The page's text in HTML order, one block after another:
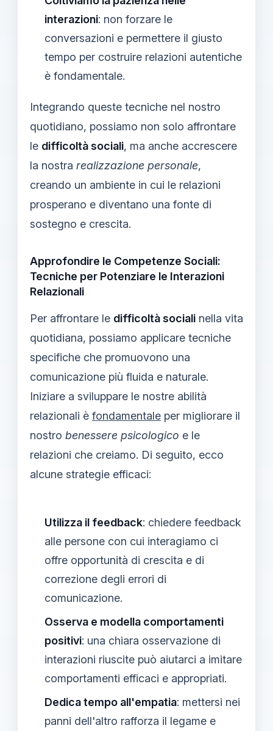
interazioni: non forzare le
conversazioni e permettere il giusto
tempo per costruire relazioni autentiche
è fondamentale.
Integrando queste tecniche nel nostro
quotidiano, possiamo non solo affrontare
le difficoltà sociali, ma anche accrescere
la nostra realizzazione personale,
creando un ambiente in cui le relazioni
prosperano e diventano una fonte di
sostegno e crescita.
Approfondire le Competenze Sociali:
Tecniche per Potenziare le Interazioni
Relazionali
Per affrontare le difficoltà sociali nella vita
quotidiana, possiamo applicare tecniche
specifiche che promuovono una
comunicazione più fluida e naturale.
Iniziare a sviluppare le nostre abilità
relazionali è fondamentale per migliorare il
nostro benessere psicologico e le
relazioni che creiamo. Di seguito, ecco
alcune strategie efficaci:
Utilizza il feedback: chiedere feedback
alle persone con cui interagiamo ci
offre opportunità di crescita e di
correzione degli errori di
comunicazione.
Osserva e modella comportamenti
positivi: una chiara osservazione di
interazioni riuscite può aiutarci a imitare
comportamenti efficaci e appropriati.
Dedica tempo all'empatia: mettersi nei
panni dell'altro rafforza il legame e